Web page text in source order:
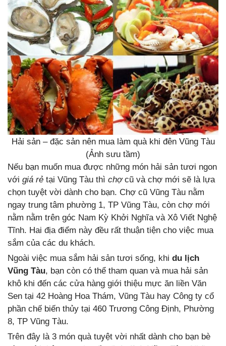
Hải sản – đặc sản nên mua làm quà khi đên Vũng Tàu
(Ảnh sưu tầm)
Nếu bạn muốn mua được những món hải sản tươi ngon
với giá rẻ tại Vũng Tàu thì chợcũ và chợ mới sẽ là lựa
chọn tuyệt vời dành cho bạn. Chợ cũ Vũng Tàu nằm
ngay trung tâm phường 1, TP Vũng Tàu, còn chợ mới
nằm nằm trên góc Nam Kỳ Khởi Nghĩa và Xô Viết Nghệ
Tĩnh. Hai địa điểm này đều rất thuận tiện cho việc mua
sắm của các du khách.
Ngoài việc mua sắm hải sản tươi sống, khi du lịch
Vũng Tàu, bạn còn có thể tham quan và mua hải sản
khô khi đến các cửa hàng giới thiệu mực ăn liền Văn
Sen tại 42 Hoàng Hoa Thám, Vũng Tàu hay Công ty cổ
phần chế biến thủy tại 460 Trương Công Định, Phường
8, TP Vũng Tàu.
Trên đây là 3 món quà tuyệt vời nhất dành cho bạn bè